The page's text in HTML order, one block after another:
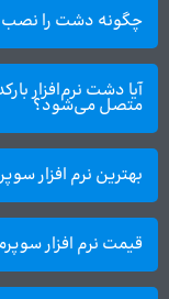
چگونه دشت را نصب
آیا دشت نرم‌افزار
متصل می‌شود؟
بهترین نرم افزار
قیمت نرم افزار